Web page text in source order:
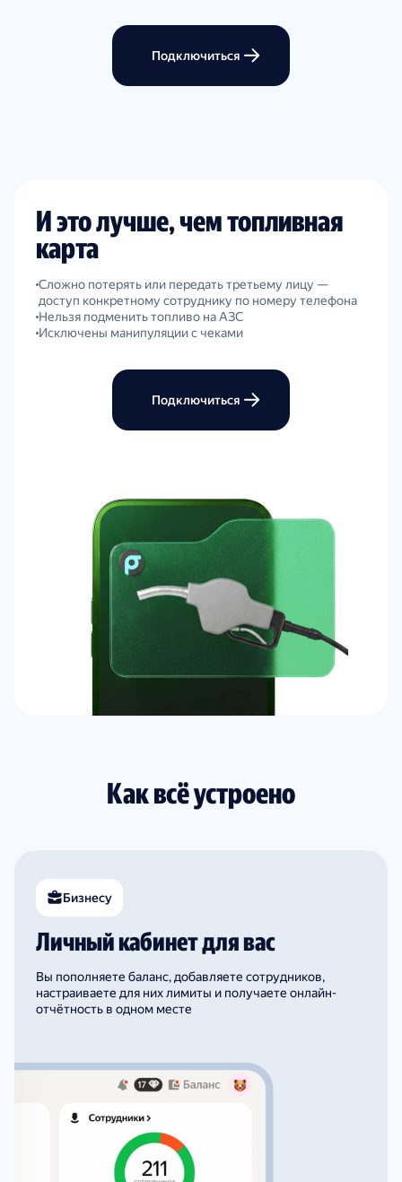
Подключиться
И это лучше, чем топливная
карта
Сложно потерять или передать третьему лицу —
доступ конкретному сотруднику по номеру телефона
Нельзя подменить топливо на АЗС
Исключены манипуляции с чеками
Подключиться
Как всё устроено
Бизнесу
Личный кабинет для вас
Вы пополняете баланс, добавляете сотрудников,
настраиваете для них лимиты и получаете онлайн-
отчётность в одном месте